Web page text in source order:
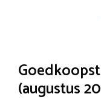
(augustus